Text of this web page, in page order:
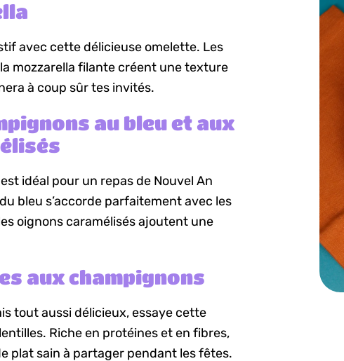
avec cette délicieuse omelette. Les
mozzarella filante créent une texture
à coup sûr tes invités.
au bleu et aux
idéal pour un repas de Nouvel An
bleu s’accorde parfaitement avec les
oignons caramélisés ajoutent une
aux champignons
tout aussi délicieux, essaye cette
Riche en protéines et en fibres,
plat sain à partager pendant les fêtes.